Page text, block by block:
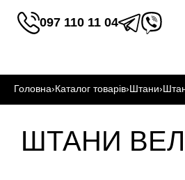
097 110 11 04
Головна›Каталог товарів›Штани›
ШТАНИ